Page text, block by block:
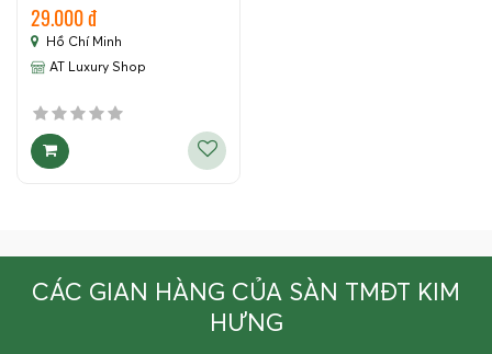
29.000 đ
Hồ Chí Minh
AT Luxury Shop
CÁC GIAN HÀNG CỦA SÀN TMĐT KIM
HƯNG